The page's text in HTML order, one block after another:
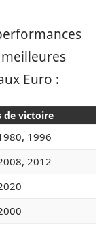
Euro :
de victoire
1996
2012